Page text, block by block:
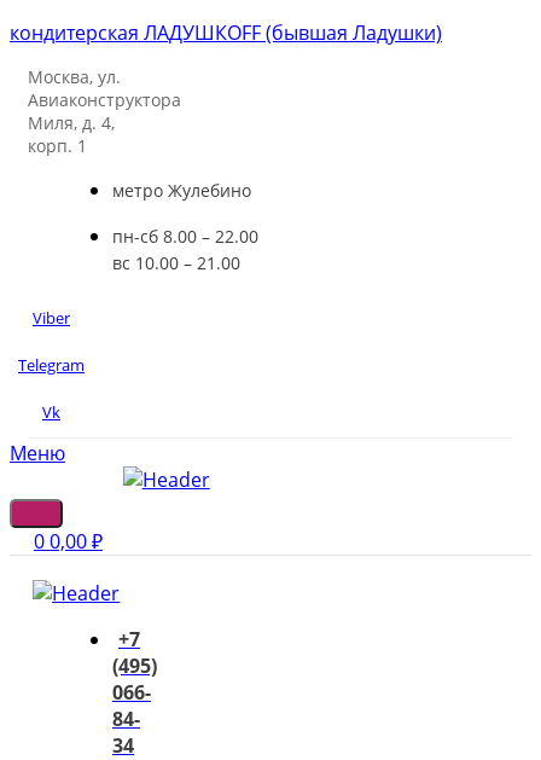
кондитерская ЛАДУШКOFF (бывшая Ладушки)
Москва, ул.
Авиаконструктора
Миля, д. 4,
корп. 1
метро Жулебино
пн-сб 8.00 – 22.00
вс 10.00 – 21.00
Viber
Telegram
Vk
Меню
00,00₽
+7
(495)
066-
84-
34